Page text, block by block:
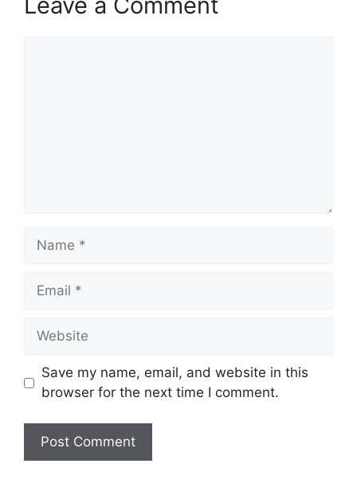
Name
Email
Website
Save my name, email, and website in this
browser for the next time I comment.